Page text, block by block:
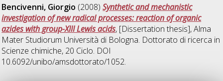
Bencivenni, Giorgio (2008)Synthetic and mechanistic
investigation of new radical processes: reaction of organic
azides with group-XIII Lewis acids, [Dissertation thesis], Alma
Mater Studiorum Università di Bologna. Dottorato di ricerca in
Scienze chimiche, 20 Ciclo. DOI
10.6092/unibo/amsdottorato/1052.